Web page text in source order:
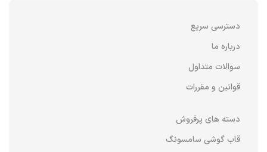
دسترسی سریع
درباره ما
سوالات متداول
قوانین و مقررات
دسته های پرفروش
قاب گوشی سامسونگ